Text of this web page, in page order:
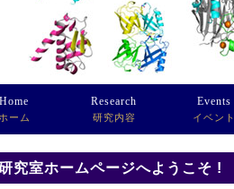
Home
ホーム
Research
研究内容
Events
イベント
究室ホームページへようこそ !